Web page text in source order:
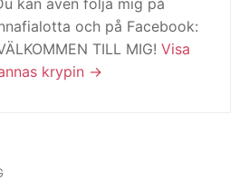
och på Facebook:
TILL MIG! Visa
krypin